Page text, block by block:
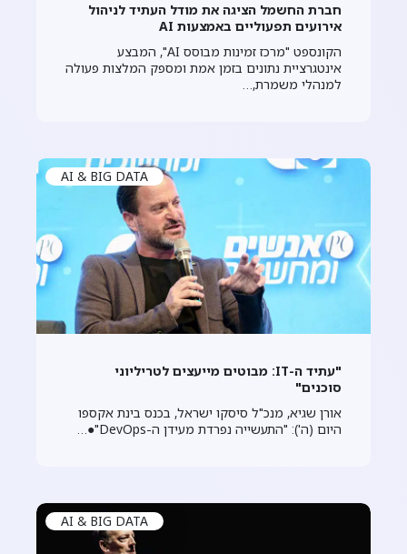
חברת החשמל הציגה את מודל העתיד לניהול
אירועים תפעוליים באמצעות AI
הקונספט "מרכז זמינות מבוסס AI", המבצע
אינטגרציית נתונים בזמן אמת ומספק המלצות פעולה
למנהלי משמרת,…
AI & BIG DATA
"עתיד ה-IT: מבוטים מייעצים לטריליוני
סוכנים"
אורן שגיא, מנכ"ל סיסקו ישראל, בכנס בינת אקספו
היום (ה'): "התעשייה נפרדת מעידן ה-DevOps"●…
AI & BIG DATA